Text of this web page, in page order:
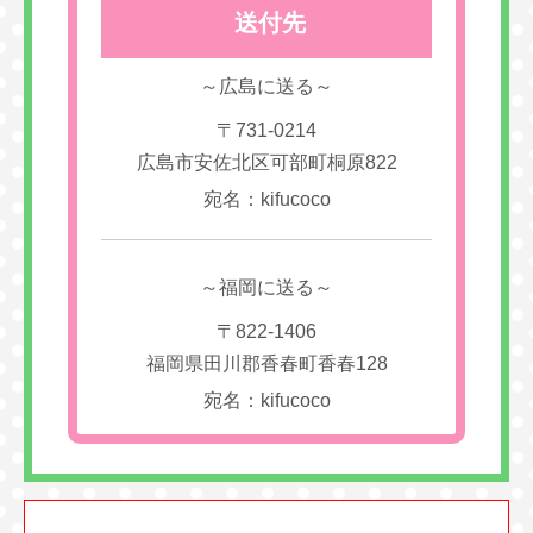
送付先
～広島に送る～
〒731-0214
広島市安佐北区可部町桐原822
宛名：kifucoco
～福岡に送る～
〒822-1406
福岡県田川郡香春町香春128
宛名：kifucoco